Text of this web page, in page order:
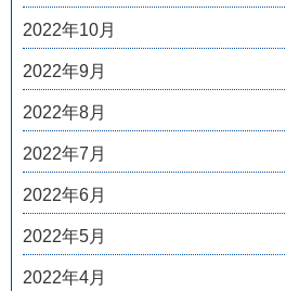
2022年10月
2022年9月
2022年8月
2022年7月
2022年6月
2022年5月
2022年4月